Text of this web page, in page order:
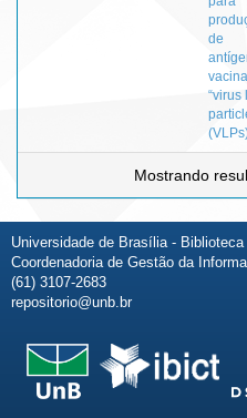
de
“virus
Mostrando
Universidade de Brasília - Biblioteca
Coordenadoria de Gestão da
(61) 3107-2683
repositorio@unb.br